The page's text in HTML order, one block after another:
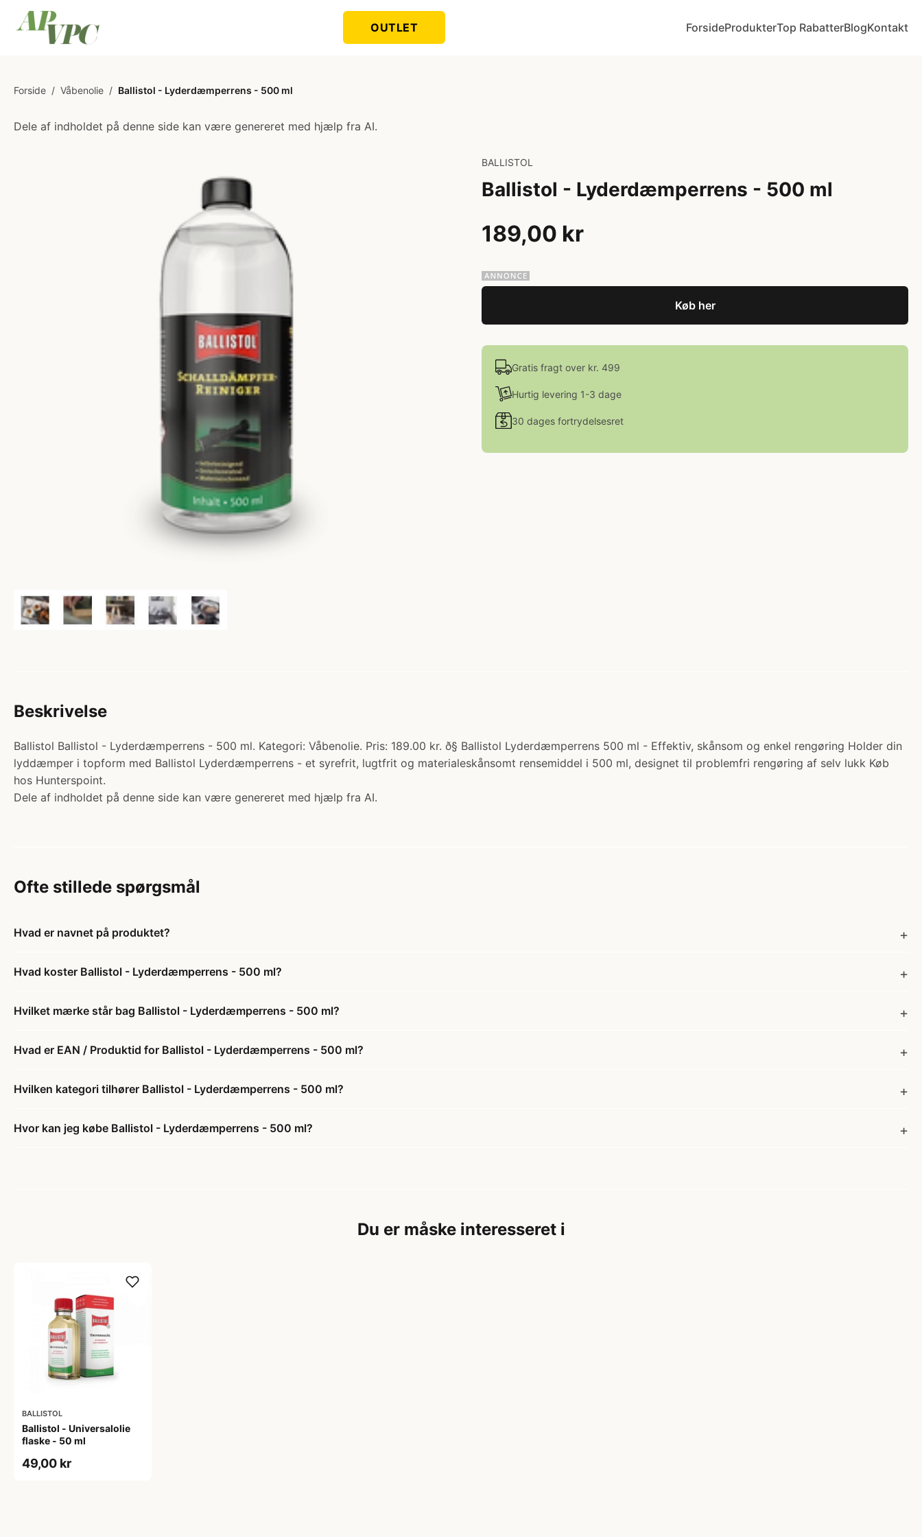
OUTLET ForsideProdukterTop RabatterBlogKontakt
Forside / Våbenolie / Ballistol - Lyderdæmperrens - 500 ml
Dele af indholdet på denne side kan være genereret med hjælp fra AI.
BALLISTOL
Ballistol - Lyderdæmperrens - 500 ml
189,00 kr
Køb her
Gratis fragt over kr. 499
Hurtig levering 1-3 dage
30 dages fortrydelsesret
Beskrivelse
Ballistol Ballistol - Lyderdæmperrens - 500 ml. Kategori: Våbenolie. Pris: 189.00 kr. ð§ Ballistol Lyderdæmperrens 500 ml - Effektiv, skånsom og enkel rengøring Holder din
lyddæmper i topform med Ballistol Lyderdæmperrens - et syrefrit, lugtfrit og materialeskånsomt rensemiddel i 500 ml, designet til problemfri rengøring af selv lukk Køb
hos Hunterspoint.
Dele af indholdet på denne side kan være genereret med hjælp fra AI.
Ofte stillede spørgsmål
Hvad er navnet på produktet?
Hvad koster Ballistol - Lyderdæmperrens - 500 ml?
Hvilket mærke står bag Ballistol - Lyderdæmperrens - 500 ml?
Hvad er EAN / Produktid for Ballistol - Lyderdæmperrens - 500 ml?
Hvilken kategori tilhører Ballistol - Lyderdæmperrens - 500 ml?
Hvor kan jeg købe Ballistol - Lyderdæmperrens - 500 ml?
Du er måske interesseret i
BALLISTOL
Ballistol - Universalolie
flaske - 50 ml
49,00 kr